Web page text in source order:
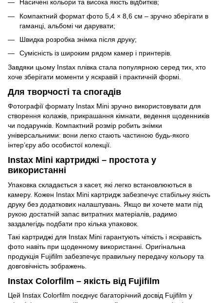
Насичені кольори та висока якість відбитків;
Компактний формат фото 5,4 × 8,6 см – зручно зберігати в
гаманці, альбомі чи дарувати;
Швидка розробка знімка після друку;
Сумісність із широким рядом камер і принтерів.
Завдяки цьому Instax плівка стала популярною серед тих, хто
хоче зберігати моменти у яскравій і практичній формі.
Для творчості та спогадів
Фотографії формату Instax Mini зручно використовувати для
створення колажів, прикрашання кімнати, ведення щоденників
чи подарунків. Компактний розмір робить знімки
універсальними: вони легко стають частиною будь-якого
інтер’єру або особистої колекції.
Instax Mini картриджі – простота у
використанні
Упаковка складається з касет, які легко встановлюються в
камеру. Кожен Instax Mini картридж забезпечує стабільну якість
друку без додаткових налаштувань. Якщо ви хочете мати під
рукою достатній запас витратних матеріалів, радимо
заздалегідь подбати про кілька упаковок.
Такі картриджі для Instax Mini гарантують чіткість і яскравість
фото навіть при щоденному використанні. Оригінальна
продукція Fujifilm забезпечує правильну передачу кольору та
довговічність зображень.
Instax Colorfilm – якість від Fujifilm
Цей Instax Colorfilm поєднує багаторічний досвід Fujifilm у